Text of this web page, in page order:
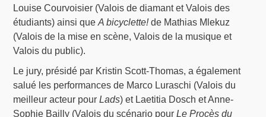
Louise Courvoisier (Valois de diamant et Valois des
étudiants) ainsi queA bicyclette!de Mathias Mlekuz
(Valois de la mise en scène, Valois de la musique et
Valois du public).
Le jury, présidé par Kristin Scott-Thomas, a également
salué les performances de Marco Luraschi (Valois du
meilleur acteur pourLads) et Laetitia Dosch et Anne-
Sophie Bailly (Valois du scénario pourLe Procès du